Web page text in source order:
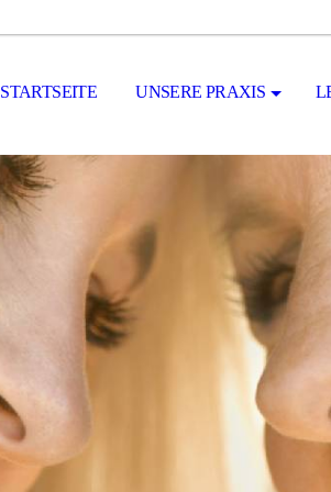
STARTSEITE UNSERE PRAXIS